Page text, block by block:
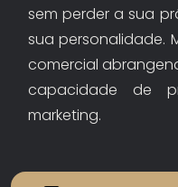
sem perder a sua
sua personalidade.
comercial
capacidade de
marketing.